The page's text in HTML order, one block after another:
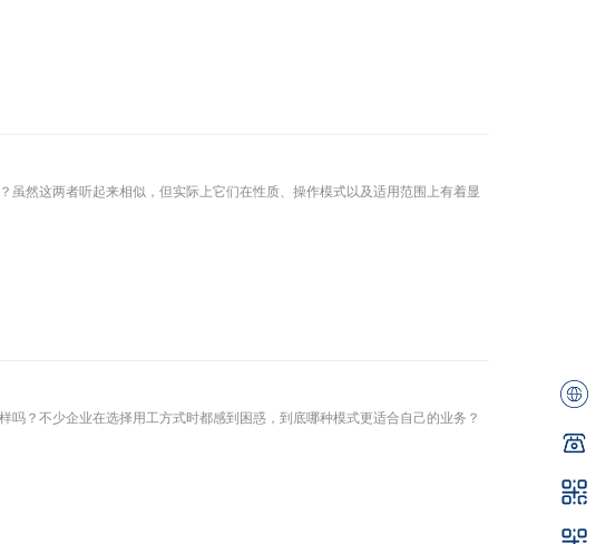
然这两者听起来相似，但实际上它们在性质、操作模式以及适用范围上有着显
？不少企业在选择用工方式时都感到困惑，到底哪种模式更适合自己的业务？